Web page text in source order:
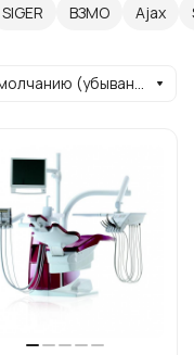
SIGER ВЗМО Ajax
По умолчанию (убывание)